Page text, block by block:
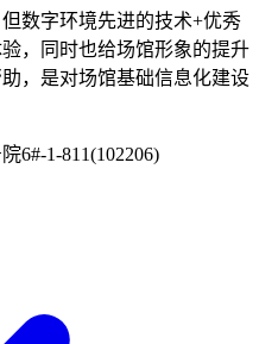
数字环境先进的技术+优秀
，同时也给场馆形象的提升
，是对场馆基础信息化建设
6#-1-811(102206)